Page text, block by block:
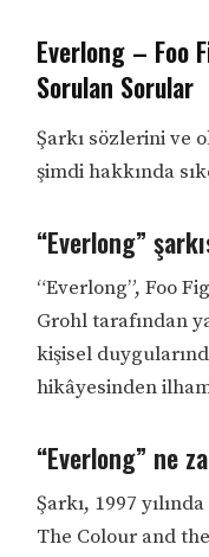
Everlong – Foo
Sorulan Sorular
Şarkı sözlerini ve
şimdi hakkında
“Everlong”
“Everlong”, Foo
Grohl tarafından
kişisel
hikâyesinden ilham
“Everlong” ne
Şarkı, 1997
The Colour and the